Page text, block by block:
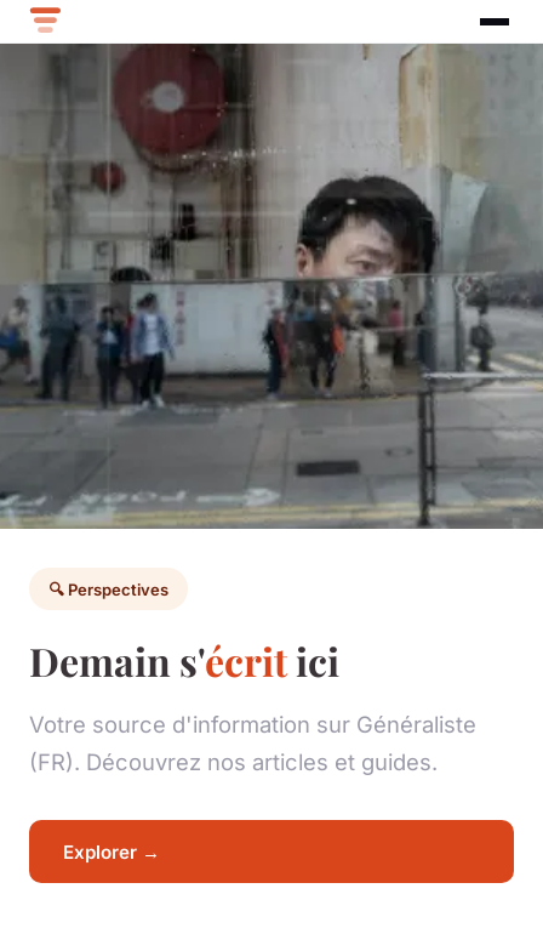
🔍 Perspectives
Demain s'écritici
Votre source d'information sur Généraliste
(FR). Découvrez nos articles et guides.
Explorer →